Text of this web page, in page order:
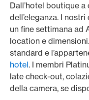
Dall’hotel boutique
dell’eleganza. I
un fine settimana ad
location e
standard e
hotel. I membri
late check-out,
della camera, se